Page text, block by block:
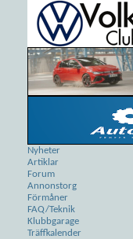
Nyheter
Artiklar
Forum
Annonstorg
Förmåner
FAQ/Teknik
Klubbgarage
Träffkalender